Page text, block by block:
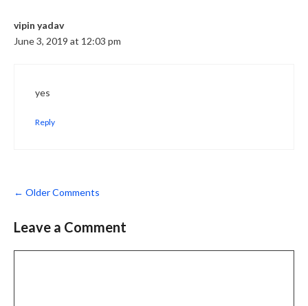
vipin yadav
June 3, 2019 at 12:03 pm
yes
Reply
Comment
← Older Comments
Leave a Comment